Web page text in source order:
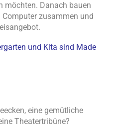
möchten. Danach bauen
zusammen und
und Kita sind Made
eine gemütliche
Theatertribüne?